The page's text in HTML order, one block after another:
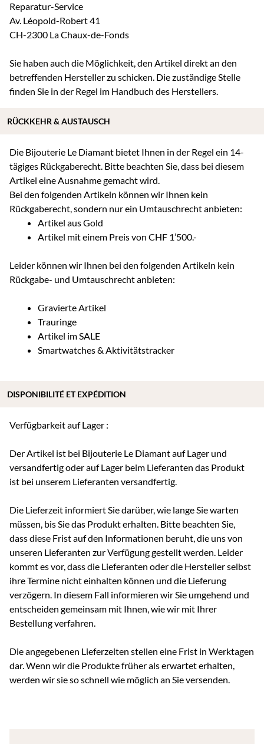
Reparatur-Service
Av. Léopold-Robert 41
CH-2300 La Chaux-de-Fonds
Sie haben auch die Möglichkeit, den Artikel direkt an den
betreffenden Hersteller zu schicken. Die zuständige Stelle
finden Sie in der Regel im Handbuch des Herstellers.
Die Bijouterie Le Diamant bietet Ihnen in der Regel ein 14-
tägiges Rückgaberecht. Bitte beachten Sie, dass bei diesem
Artikel eine Ausnahme gemacht wird.
Bei den folgenden Artikeln können wir Ihnen kein
Rückgaberecht, sondern nur ein Umtauschrecht anbieten:
Artikel aus Gold
Artikel mit einem Preis von CHF 1’500.-
Leider können wir Ihnen bei den folgenden Artikeln kein
Rückgabe- und Umtauschrecht anbieten:
Gravierte Artikel
Trauringe
Artikel im SALE
Smartwatches & Aktivitätstracker
Verfügbarkeit auf Lager :
Der Artikel ist bei Bijouterie Le Diamant auf Lager und
versandfertig oder auf Lager beim Lieferanten das Produkt
ist bei unserem Lieferanten versandfertig.
Die Lieferzeit informiert Sie darüber, wie lange Sie warten
müssen, bis Sie das Produkt erhalten. Bitte beachten Sie,
dass diese Frist auf den Informationen beruht, die uns von
unseren Lieferanten zur Verfügung gestellt werden. Leider
kommt es vor, dass die Lieferanten oder die Hersteller selbst
ihre Termine nicht einhalten können und die Lieferung
verzögern. In diesem Fall informieren wir Sie umgehend und
entscheiden gemeinsam mit Ihnen, wie wir mit Ihrer
Bestellung verfahren.
Die angegebenen Lieferzeiten stellen eine Frist in Werktagen
dar. Wenn wir die Produkte früher als erwartet erhalten,
werden wir sie so schnell wie möglich an Sie versenden.
RÜCKKEHR & AUSTAUSCH
DISPONIBILITÉ ET EXPÉDITION